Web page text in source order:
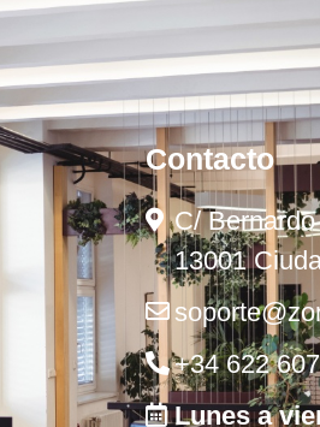
Contacto
C/
13001
+34 622
Lunes a